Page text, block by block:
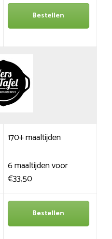
Bestellen
170+ maaltijden
6 maaltijden voor
€33,50
Bestellen